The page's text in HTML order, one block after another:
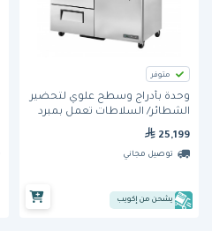
متوفر
وحدة بأدراج وسطح علوي لتحضير
الشطائر/ السلاطات تعمل بمبرد
من ترو
25,199
توصيل مجاني
يشحن من إكويب